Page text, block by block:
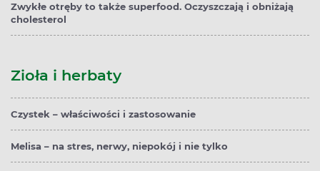
Zwykłe otręby to także superfood. Oczyszczają i obniżają
cholesterol
Zioła i herbaty
Czystek – właściwości i zastosowanie
Melisa – na stres, nerwy, niepokój i nie tylko